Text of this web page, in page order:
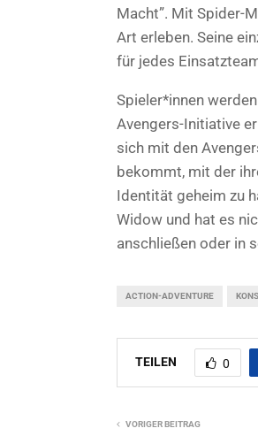
Macht”. Mit Spider-
Art erleben. Seine
für jedes
Spieler*innen
Avengers-Initiative
sich mit den
bekommt, mit der
Identität geheim zu
Widow und hat es
anschließen oder in
ACTION-ADVENTURE
TEILEN 0
VORIGER BEITRAG